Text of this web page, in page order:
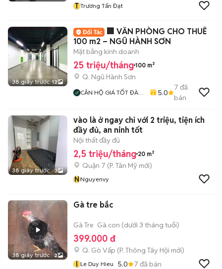
T Trương Tấn Đạt
38 giây trước 12
🏢 VĂN PHÒNG CHO THUÊ
100 m2 – NGŨ HÀNH SƠN
Mặt bằng kinh doanh
25 triệu/tháng 100 m²
Q. Ngũ Hành Sơn
CĂN HỘ GIÁ TỐT ĐÀ
5.0
7 đã
bán
38 giây trước 3
vào là ở ngay chỉ với 2 triệu, tiện ích
đầy đủ, an ninh tốt
Nội thất đầy đủ
2,5 triệu/tháng 20 m²
Quận 7 (P. Tân Mỹ mới)
NNguyenvy
38 giây trước 2
Gà tre bắc
Gà Tre Gà con (dưới 3 tháng tuổi)
399.000 đ
Q. Gò Vấp (P. Thông Tây Hội mới)
l Le Duy Hieu 5.0 7 đã bán